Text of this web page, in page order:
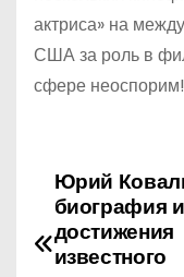
актриса» на
США за роль в
сфере неоспорим!
Н
а
Юрий
биография и
достижения
известного